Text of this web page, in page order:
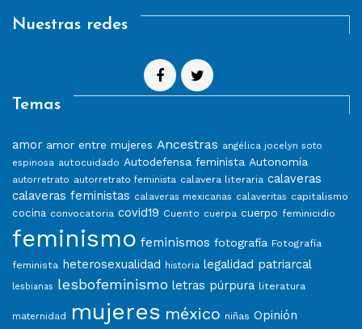
Nuestras redes
Temas
amor amor entre mujeres Ancestras angélica jocelyn soto
espinosa autocuidado Autodefensa feminista Autonomía
autorretrato autorretrato feminista calavera literaria calaveras
calaveras feministas calaveras mexicanas calaveritas capitalismo
cocina convocatoria covid19 Cuento cuerpa cuerpo feminicidio
feminismo feminismos fotografía Fotografía
feminista heterosexualidad historia legalidad patriarcal
lesbianas lesbofeminismo letras púrpura literatura
maternidad mujeres méxico niñas Opinión